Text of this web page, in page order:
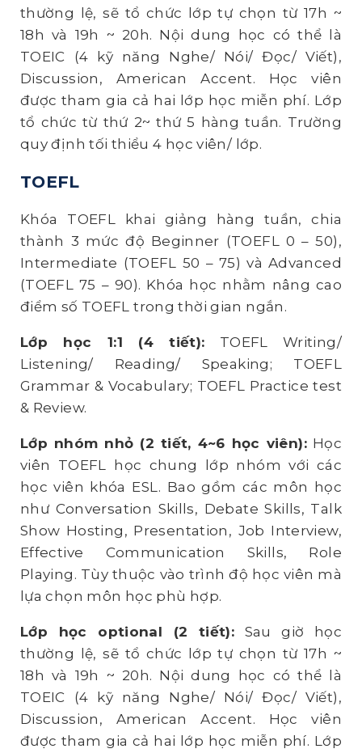
thường lệ, sẽ tổ chức lớp tự chọn từ 17h ~
18h và 19h ~ 20h. Nội dung học có thể là
TOEIC (4 kỹ năng Nghe/ Nói/ Đọc/ Viết),
Discussion, American Accent. Học viên
được tham gia cả hai lớp học miễn phí. Lớp
tổ chức từ thứ 2~ thứ 5 hàng tuần. Trường
quy định tối thiểu 4 học viên/ lớp.
TOEFL
Khóa TOEFL khai giảng hàng tuần, chia
thành 3 mức độ Beginner (TOEFL 0 – 50),
Intermediate (TOEFL 50 – 75) và Advanced
(TOEFL 75 – 90). Khóa học nhằm nâng cao
điểm số TOEFL trong thời gian ngắn.
Lớp học 1:1 (4 tiết): TOEFL Writing/
Listening/ Reading/ Speaking; TOEFL
Grammar & Vocabulary; TOEFL Practice test
& Review.
Lớp nhóm nhỏ (2 tiết, 4~6 học viên): Học
viên TOEFL học chung lớp nhóm với các
học viên khóa ESL. Bao gồm các môn học
như Conversation Skills, Debate Skills, Talk
Show Hosting, Presentation, Job Interview,
Effective Communication Skills, Role
Playing. Tùy thuộc vào trình độ học viên mà
lựa chọn môn học phù hợp.
Lớp học optional (2 tiết): Sau giờ học
thường lệ, sẽ tổ chức lớp tự chọn từ 17h ~
18h và 19h ~ 20h. Nội dung học có thể là
TOEIC (4 kỹ năng Nghe/ Nói/ Đọc/ Viết),
Discussion, American Accent. Học viên
được tham gia cả hai lớp học miễn phí. Lớp